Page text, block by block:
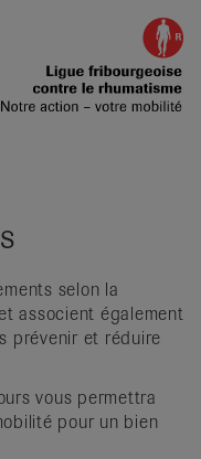
selon la
associent également
prévenir et réduire
vous permettra
pour un bien